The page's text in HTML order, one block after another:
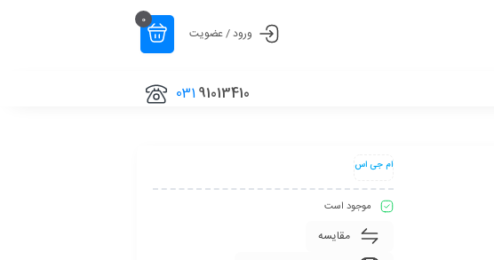
ورود / عضویت
0
91013410
031
ام جی اس
موجود است
مقایسه